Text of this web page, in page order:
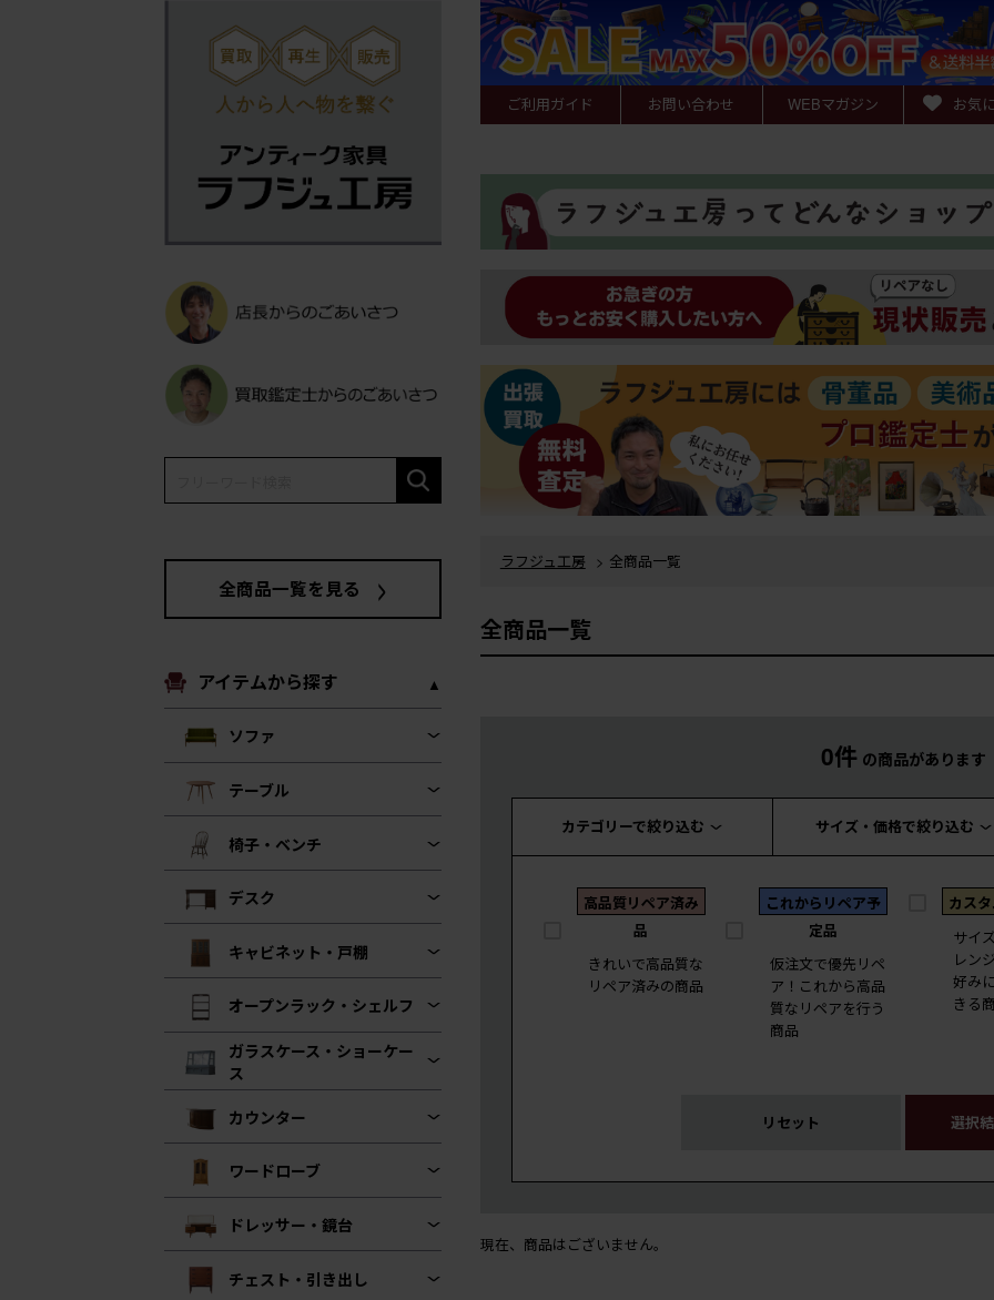
全商品一覧を見る
アイテムから探す
ソファ
テーブル
椅子・ベンチ
デスク
キャビネット・戸棚
オープンラック・シェルフ
ガラスケース・ショーケー
ス
カウンター
ワードローブ
ドレッサー・鏡台
チェスト・引き出し
ご利用ガイド お問い合わせ WEBマガジン お気
ラフジュ工房 > 全商品一覧
全商品一覧
0件 の商品があります
カテゴリーで絞り込む サイズ・価格で絞り込む
高品質リペア済み
品
きれいで高品質な
リペア済みの商品
これからリペア予
定品
仮注文で優先リペ
ア！これから高品
質なリペアを行う
商品
カス
サイ
レン
好み
きる
リセット 選択
現在、商品はございません。